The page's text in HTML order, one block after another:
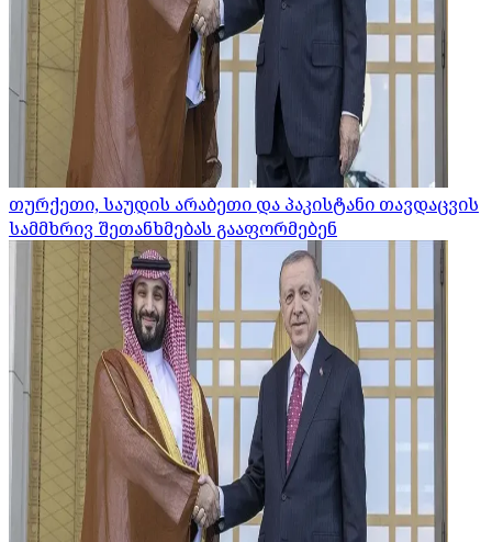
თურქეთი, საუდის არაბეთი და პაკისტანი თავდაცვის
სამმხრივ შეთანხმებას გააფორმებენ